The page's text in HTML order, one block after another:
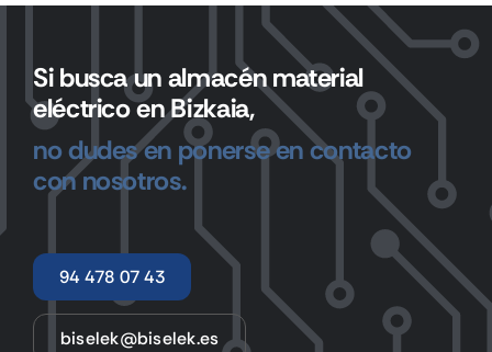
Si busca un almacén material
eléctrico en Bizkaia,
no dudes en ponerse en contacto
con nosotros.
94 478 07 43
biselek@biselek.es